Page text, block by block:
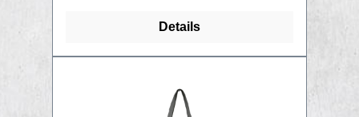
unterstreichen die hochwertige
zertifiziert nach OEKO-TEX Standard
100Gewicht: ca. 140 g/m²Größe der
Details